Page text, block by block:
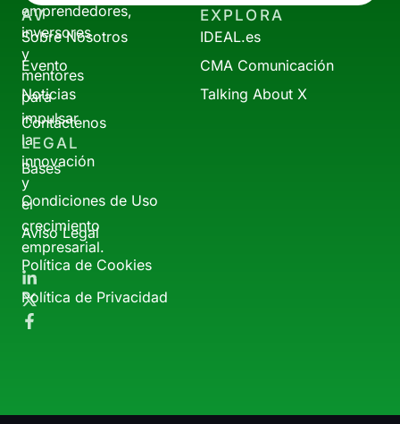
emprendedores,
inversores
y
mentores
para
impulsar
la
innovación
y
el
crecimiento
empresarial.
AV
Sobre Nosotros
Evento
Noticias
Contáctenos
EXPLORA
IDEAL.es
CMA Comunicación
Talking About X
LEGAL
Bases
Condiciones de Uso
Aviso Legal
Política de Cookies
Política de Privacidad